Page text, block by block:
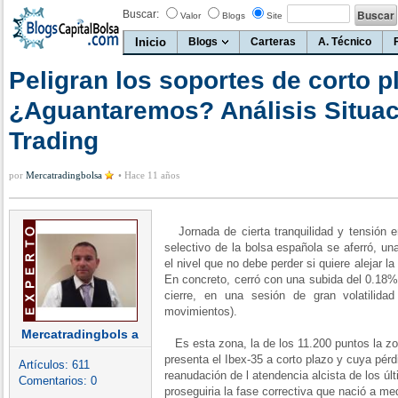
Buscar: Valor Blogs Site
Inicio Blogs Carteras A. Técnico
Peligran los soportes de corto
¿Aguantaremos? Análisis
Trading
por Mercatradingbolsa • Hace 11 años
Mercatradingbols a
Artículos: 611
Comentarios: 0
Jornada de cierta tranquilidad y tensión
selectivo de la bolsa española se aferró,
el nivel que no debe perder si quiere alejar
En concreto, cerró con una subida del
cierre, en una sesión de gran
movimientos).
Es esta zona, la de los 11.200 puntos la
presenta el Ibex-35 a corto plazo y cuya
reanudación de l atendencia alcista de los
proseguiria la fase correctiva que nació a